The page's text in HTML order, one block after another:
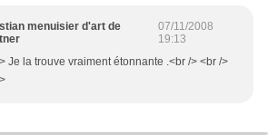
menuisier d'art de
07/11/2008
19:13
Je la trouve vraiment étonnante .<br /> <br />